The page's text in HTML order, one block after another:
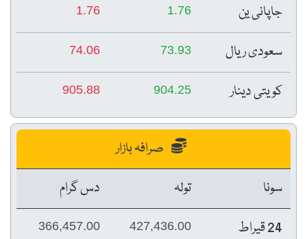
جاپانی ین 1.76
1.76
سعودی ریال 73.93
74.06
کویتی دینار 904.25
905.88
صرافہ بازار
سونا
تولہ
دس گرام
24 قیراط
427,436.00
366,457.00